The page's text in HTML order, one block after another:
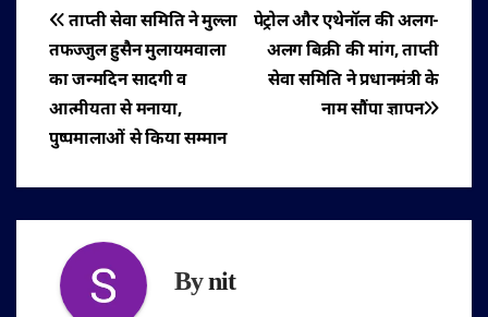
पोस्ट
नेविगेशन
पेट्रोल और एथेनॉल की अलग-
अलग बिक्री की मांग, ताप्ती
सेवा समिति ने प्रधानमंत्री के
नाम सौंपा ज्ञापन
ताप्ती सेवा समिति ने मुल्ला
तफज्जुल हुसैन मुलायमवाला
का जन्मदिन सादगी व
आत्मीयता से मनाया,
पुष्पमालाओं से किया सम्मान
Bynit